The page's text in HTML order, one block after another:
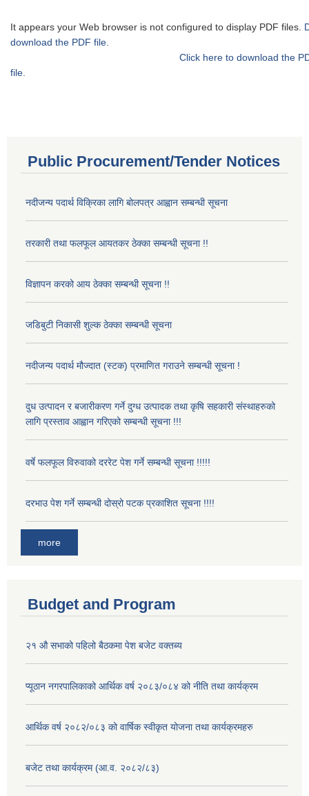
It appears your Web browser is not configured to display PDF files.
download the PDF file.
Click here to download the
file.
Public Procurement/Tender Notices
नदीजन्य पदार्थ विक्रिका लागि बोलपत्र आह्वान सम्बन्धी सूचना
तरकारी तथा फलफूल आयतकर ठेक्का सम्बन्धी सूचना !!
विज्ञापन करको आय ठेक्का सम्बन्धी सूचना !!
जडिबुटी निकासी शुल्क ठेक्का सम्बन्धी सूचना
नदीजन्य पदार्थ मौज्दात (स्टक) प्रमाणित गराउने सम्बन्धी सूचना !
दुध उत्पादन र बजारीकरण गर्ने दुग्ध उत्पादक तथा कृषि सहकारी संस्थाहरुको
लागि प्रस्ताव आह्वान गरिएको सम्बन्धी सूचना !!!
वर्षे फलफूल विरुवाको दररेट पेश गर्ने सम्बन्धी सूचना !!!!!
दरभाउ पेश गर्ने सम्बन्धी दोस्रो पटक प्रकाशित सूचना !!!!
more
Budget and Program
२१ औ सभाको पहिलो बैठकमा पेश बजेट वक्तब्य
प्यूठान नगरपालिकाको आर्थिक वर्ष २०८३/०८४ को नीति तथा कार्यक्रम
आर्थिक वर्ष २०८२/०८३ को वार्षिक स्वीकृत योजना तथा कार्यक्रमहरु
बजेट तथा कार्यक्रम (आ.व. २०८२/८३)